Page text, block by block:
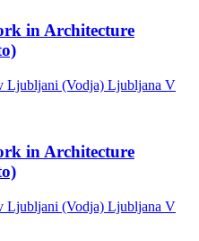
in Architecture
Ljubljani (Vodja) Ljubljana V
in Architecture
Ljubljani (Vodja) Ljubljana V